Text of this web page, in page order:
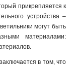
прикрепляется к
устройства –
могут быть
материалами:
в том, что